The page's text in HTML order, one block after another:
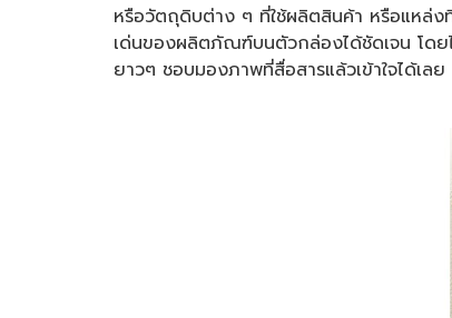
หรือวัตถุดิบต่าง ๆ ที่ใช้ผลิตสินค้า หรือแหล่ง
เด่นของผลิตภัณฑ์บนตัวกล่องได้ชัดเจน โดย
ยาวๆ ชอบมองภาพที่สื่อสารแล้วเข้าใจได้เลย